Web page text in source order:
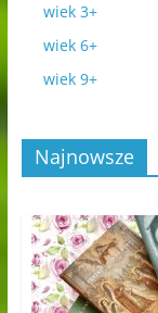
wiek 3+
wiek 6+
wiek 9+
Najnowsze